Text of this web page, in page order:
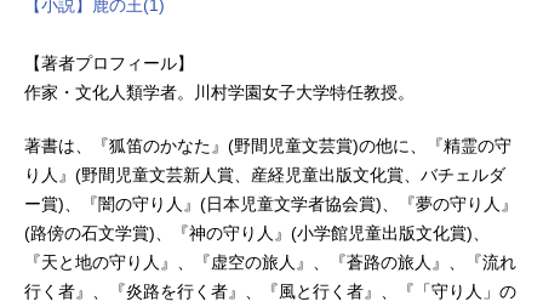
【小説】鹿の王(1)
【著者プロフィール】
作家・文化人類学者。川村学園女子大学特任教授。
著書は、『狐笛のかなた』(野間児童文芸賞)の他に、『精霊の守
り人』(野間児童文芸新人賞、産経児童出版文化賞、バチェルダ
ー賞)、『闇の守り人』(日本児童文学者協会賞)、『夢の守り人』
(路傍の石文学賞)、『神の守り人』(小学館児童出版文化賞)、
『天と地の守り人』、『虚空の旅人』、『蒼路の旅人』、『流れ
行く者』、『炎路を行く者』、『風と行く者』、『「守り人」の